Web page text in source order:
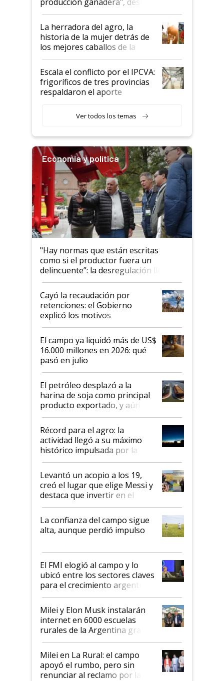
la iniciativa que ya reúne a 46
establecimientos en Argentina
La herradora del agro, la
historia de la mujer detrás de
los mejores caballos de la
Argentina y los mitos que
todavía hacen sufrir a estos
animales: "Mientras me
descalificaban, yo seguí
haciendo currículum"
Escala el conflicto por el IPCVA:
frigoríficos de tres provincias
respaldaron el aporte
Ver todos los temas
Economía y política
"Hay normas que están escritas
como si el productor fuera un
delincuente”: la desregulación llegó
al Congreso Aapresid y hasta se
habló del financiamiento al IPCVA
Cayó la recaudación por
retenciones: el Gobierno
explicó los motivos
El campo ya liquidó más de US$
16.000 millones en 2026: qué
pasó en julio
El petróleo desplazó a la
harina de soja como principal
producto exportado, y aún así
el agro aportó casi seis de cada
diez dólares y sostuvo el
liderazgo en un semestre
récord
Récord para el agro: la
actividad llegó a su máximo
histórico impulsada por la
cosecha y las exportaciones
Levantó un acopio a los 19,
creó el lugar que elige Messi y
destaca que invertir en el
kirchnerismo era como "darle
plata a un hijo para droga":
Juan Félix Rossetti, el libertario
que de una dura crisis salió
de Milei
La confianza del campo sigue
alta, aunque perdió impulso
El FMI elogió al campo y lo
ubicó entre los sectores claves
para el crecimiento argentino
Milei y Elon Musk instalarán
internet en 6000 escuelas
rurales de la Argentina gracias
a un acuerdo con Starlink
Milei en La Rural: el campo
apoyó el rumbo, pero sin
renunciar al reclamo por las